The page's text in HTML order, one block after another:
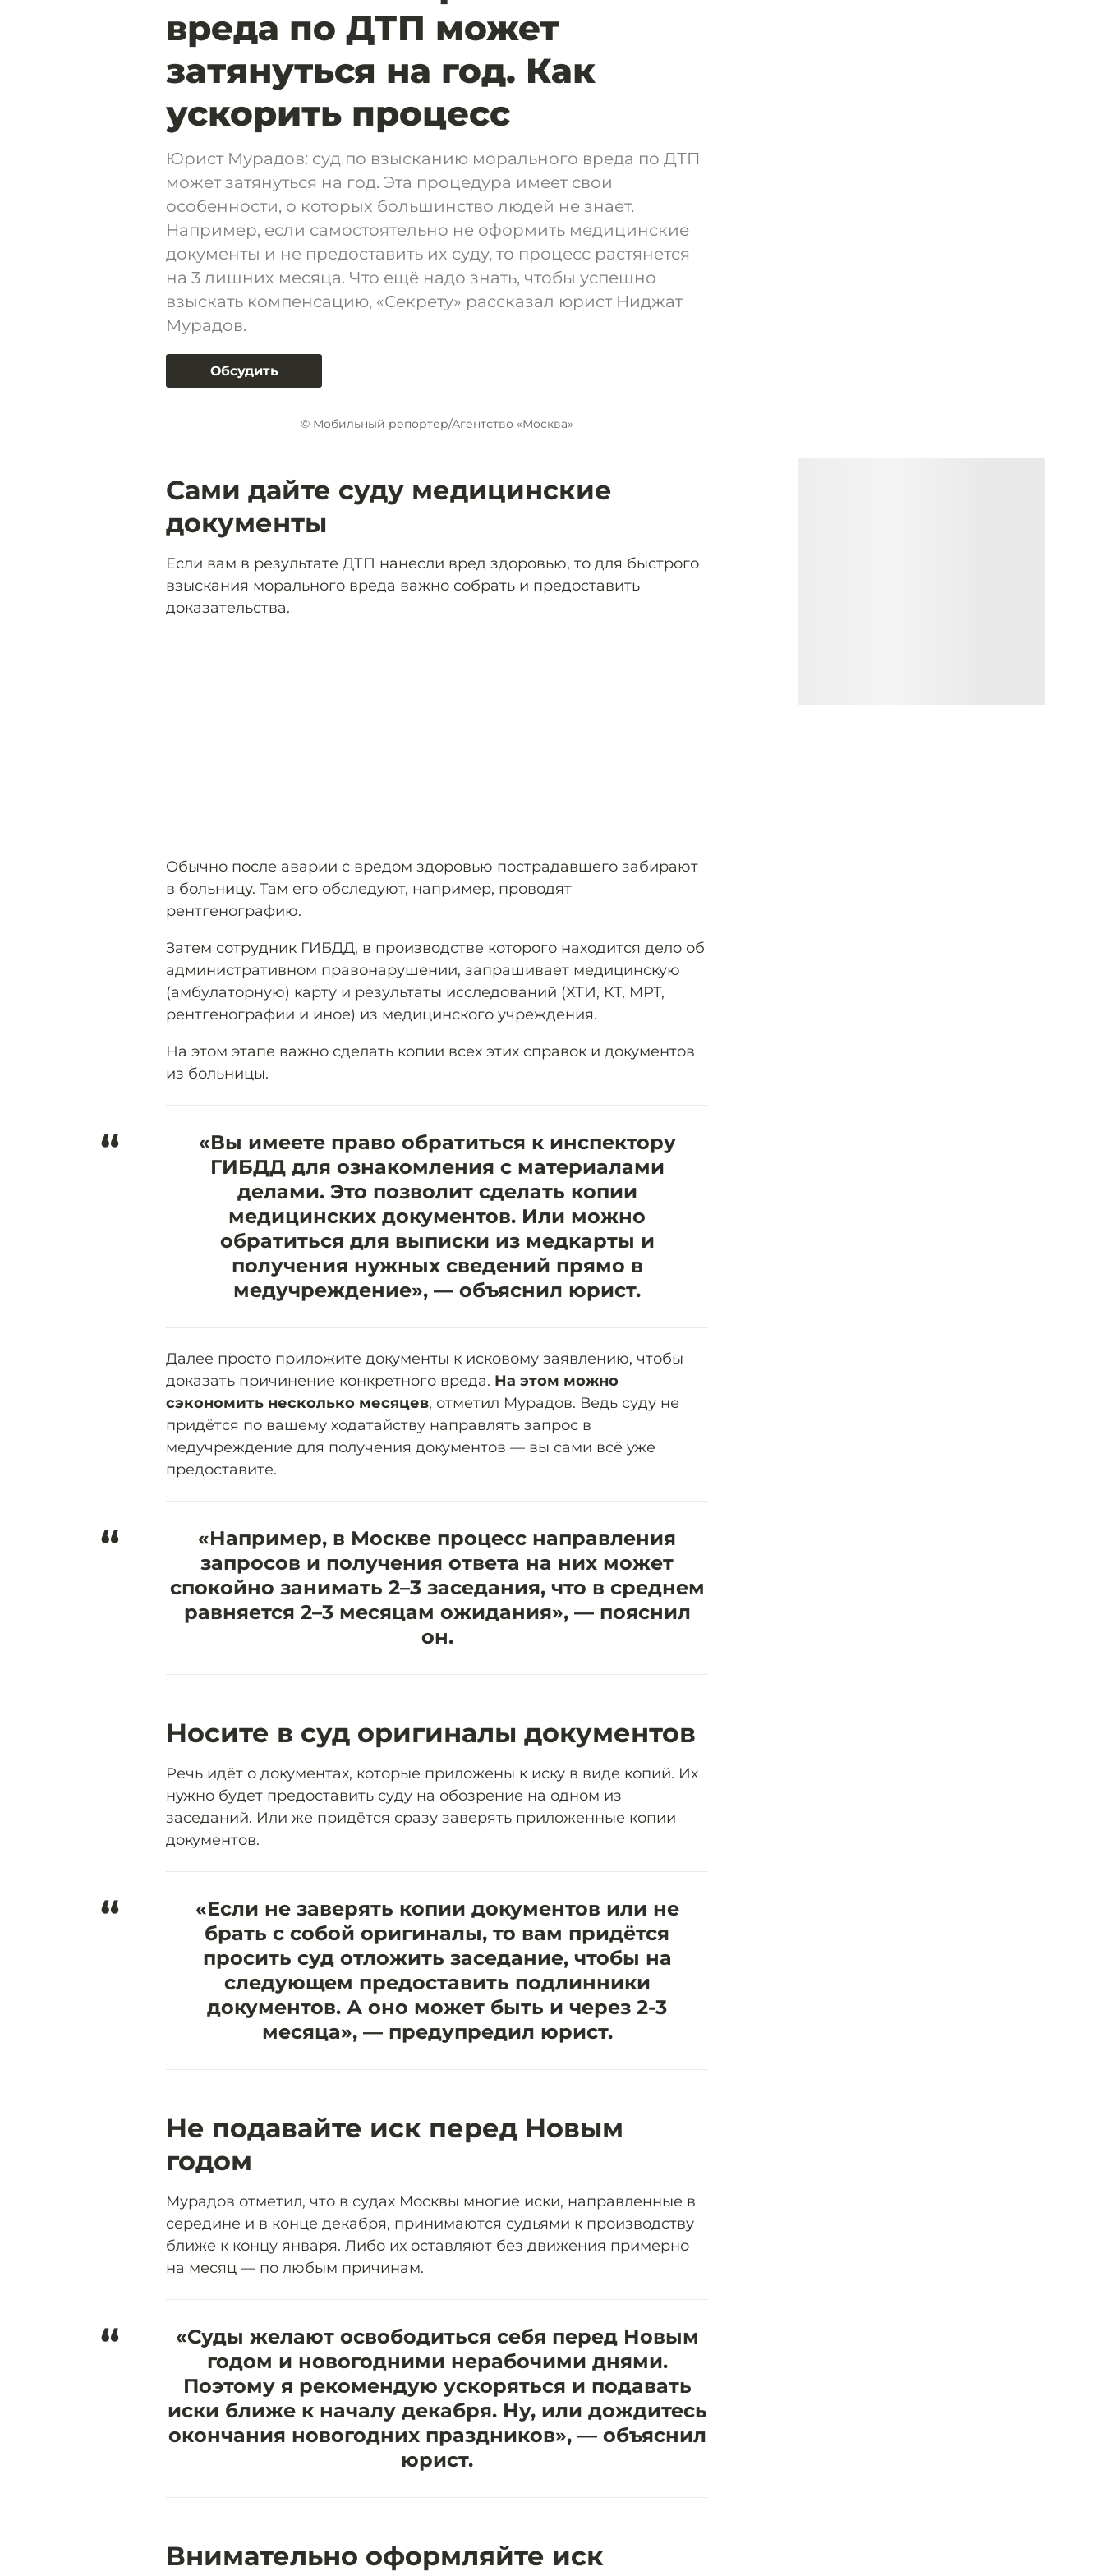
вреда по ДТП может
затянуться на год. Как
ускорить процесс
Юрист Мурадов: суд по взысканию морального вреда по ДТП
может затянуться на год. Эта процедура имеет свои
особенности, о которых большинство людей не знает.
Например, если самостоятельно не оформить медицинские
документы и не предоставить их суду, то процесс растянется
на 3 лишних месяца. Что ещё надо знать, чтобы успешно
взыскать компенсацию, «Секрету» рассказал юрист Ниджат
Мурадов.
Обсудить
© Мобильный репортер/Агентство «Москва»
Сами дайте суду медицинские
документы
Если вам в результате ДТП нанесли вред здоровью, то для быстрого
взыскания морального вреда важно собрать и предоставить
доказательства.
Обычно после аварии с вредом здоровью пострадавшего забирают
в больницу. Там его обследуют, например, проводят
рентгенографию.
Затем сотрудник ГИБДД, в производстве которого находится дело об
административном правонарушении, запрашивает медицинскую
(амбулаторную) карту и результаты исследований (ХТИ, КТ, МРТ,
рентгенографии и иное) из медицинского учреждения.
На этом этапе важно сделать копии всех этих справок и документов
из больницы.
“
«Вы имеете право обратиться к инспектору
ГИБДД для ознакомления с материалами
делами. Это позволит сделать копии
медицинских документов. Или можно
обратиться для выписки из медкарты и
получения нужных сведений прямо в
медучреждение», — объяснил юрист.
Далее просто приложите документы к исковому заявлению, чтобы
доказать причинение конкретного вреда. На этом можно
сэкономить несколько месяцев, отметил Мурадов. Ведь суду не
придётся по вашему ходатайству направлять запрос в
медучреждение для получения документов — вы сами всё уже
предоставите.
“
«Например, в Москве процесс направления
запросов и получения ответа на них может
спокойно занимать 2–3 заседания, что в среднем
равняется 2–3 месяцам ожидания», — пояснил
он.
Носите в суд оригиналы документов
Речь идёт о документах, которые приложены к иску в виде копий. Их
нужно будет предоставить суду на обозрение на одном из
заседаний. Или же придётся сразу заверять приложенные копии
документов.
“
«Если не заверять копии документов или не
брать с собой оригиналы, то вам придётся
просить суд отложить заседание, чтобы на
следующем предоставить подлинники
документов. А оно может быть и через 2-3
месяца», — предупредил юрист.
Не подавайте иск перед Новым
годом
Мурадов отметил, что в судах Москвы многие иски, направленные в
середине и в конце декабря, принимаются судьями к производству
ближе к концу января. Либо их оставляют без движения примерно
на месяц — по любым причинам.
“
«Суды желают освободиться себя перед Новым
годом и новогодними нерабочими днями.
Поэтому я рекомендую ускоряться и подавать
иски ближе к началу декабря. Ну, или дождитесь
окончания новогодних праздников», — объяснил
юрист.
Внимательно оформляйте иск